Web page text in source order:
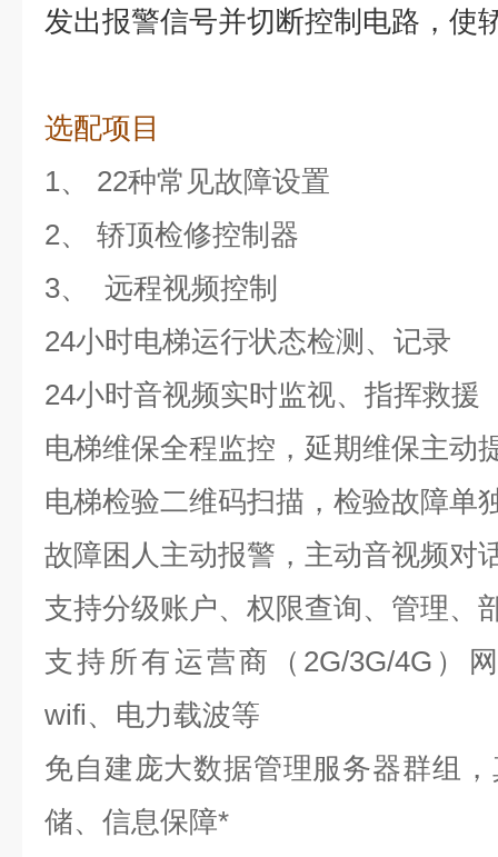
发出报警信号并切断控制电路，使
选配项目
1、 22种常见故障设置
2、 轿顶检修控制器
3、 远程视频控制
24小时电梯运行状态检测、记录
24小时音视频实时监视、指挥救援
电梯维保全程监控，延期维保主动
电梯检验二维码扫描，检验故障单
故障困人主动报警，主动音视频对
支持分级账户、权限查询、管理、
支持所有运营商（2G/3G/4G）
wifi、电力载波等
免自建庞大数据管理服务器群组
储、信息保障*